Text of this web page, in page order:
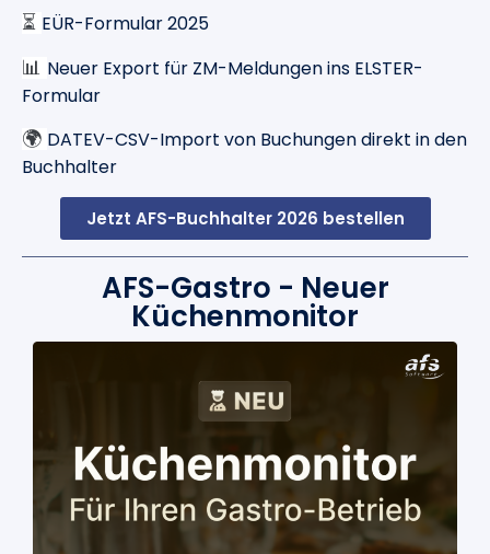
⏳ EÜR-Formular 2025
📊 Neuer Export für ZM-Meldungen ins ELSTER-
Formular
🌍 DATEV-CSV-Import von Buchungen direkt in den
Buchhalter
Jetzt AFS-Buchhalter 2026 bestellen
AFS-Gastro - Neuer
Küchenmonitor